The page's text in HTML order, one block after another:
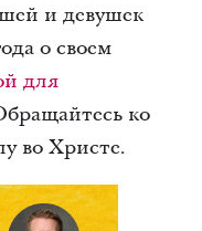
и девушек
о своем
для
ко
во Христе.